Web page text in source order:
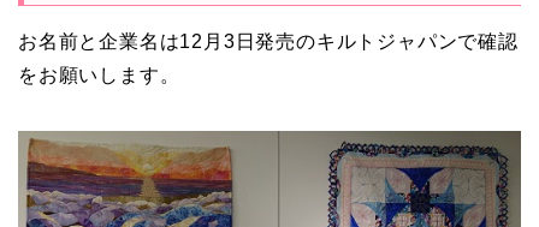
お名前と企業名は12月3日発売のキルトジャパンで確認
をお願いします。